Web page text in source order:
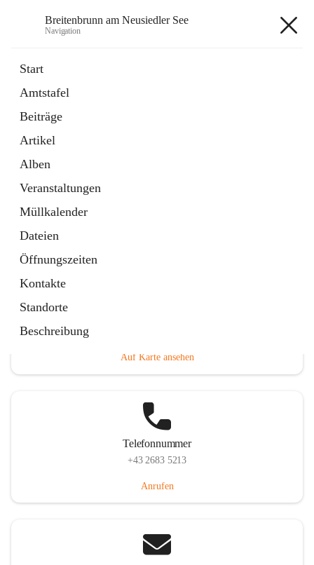
Breitenbrunn am Neusiedler See
Navigation
Start
Amtstafel
Beiträge
Artikel
Alben
Veranstaltungen
Müllkalender
Dateien
Öffnungszeiten
Kontakte
Standorte
Beschreibung
18 Schnellzugriffe
Gemeindeservice
Auf Karte ansehen
Telefonnummer
+43 2683 5213
Anrufen